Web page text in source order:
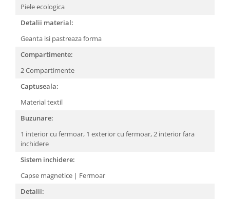
Piele ecologica
Detalii material:
Geanta isi pastreaza forma
Compartimente:
2 Compartimente
Captuseala:
Material textil
Buzunare:
1 interior cu fermoar, 1 exterior cu fermoar,2 interior fara
inchidere
Sistem inchidere:
Capse magnetice | Fermoar
Detalii: